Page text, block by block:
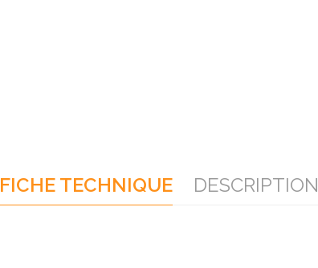
FICHE TECHNIQUE DESCRIPTION